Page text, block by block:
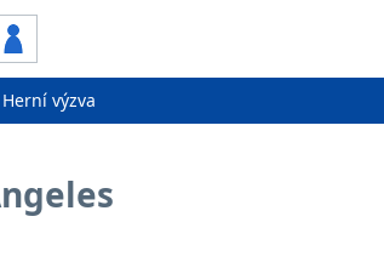
Herní výzva